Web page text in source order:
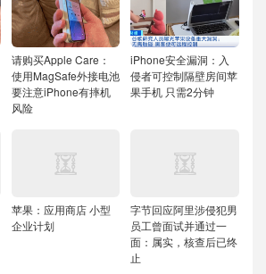
请购买Apple Care：
使用MagSafe外接电池
要注意iPhone有摔机
风险
iPhone安全漏洞：入
侵者可控制隔壁房间苹
果手机 只需2分钟
苹果：应用商店 小型
企业计划
字节回应阿里涉侵犯男
员工曾面试并通过一
面：属实，核查后已终
止